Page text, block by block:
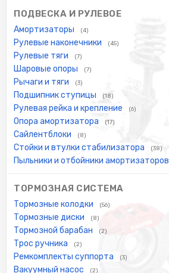
ПОДВЕСКА И РУЛЕВОЕ
Амортизаторы (4)
Рулевые наконечники (45)
Рулевые тяги (7)
Шаровые опоры (7)
Рычаги и тяги (3)
Подшипник ступицы (18)
Рулевая рейка и крепление (6)
Опора амортизатора (17)
Сайлентблоки (8)
Стойки и втулки стабилизатора (38)
Пыльники и отбойники амортизаторов
ТОРМОЗНАЯ СИСТЕМА
Тормозные колодки (56)
Тормозные диски (8)
Тормозной барабан (2)
Трос ручника (2)
Ремкомплекты суппорта (3)
Вакуумный насос (2)